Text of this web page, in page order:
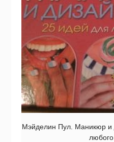
Мэйделин Пул. Маникюр и